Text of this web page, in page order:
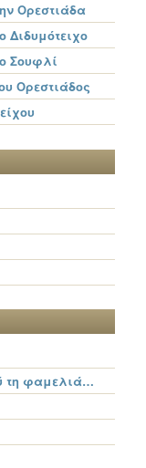
Ορεστιάδα
Διδυμότειχο
Σουφλί
Ορεστιάδος
τη φαμελιά…